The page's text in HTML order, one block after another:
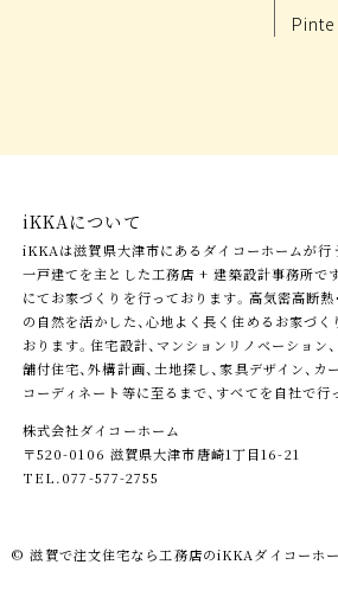
iKKAについて
iKKAは滋賀県大津市にあるダイコーホームが行
一戸建てを主とした工務店 + 建築設計事務所で
にてお家づくりを行っております。高気密高断熱
の自然を活かした、心地よく長く住めるお家づく
おります。住宅設計、マンションリノベーション
舗付住宅、外構計画、土地探し、家具デザイン、カ
コーディネート等に至るまで、すべてを自社で行
株式会社ダイコーホーム
〒520-0106 滋賀県大津市唐崎1丁目16-21
TEL.077-577-2755
© 滋賀で注文住宅なら工務店のiKKAダイコーホ